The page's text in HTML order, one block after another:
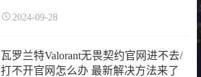
2024-09-28
瓦罗兰特Valorant无畏契约官网进不去/
打不开官网怎么办 最新解决方法来了